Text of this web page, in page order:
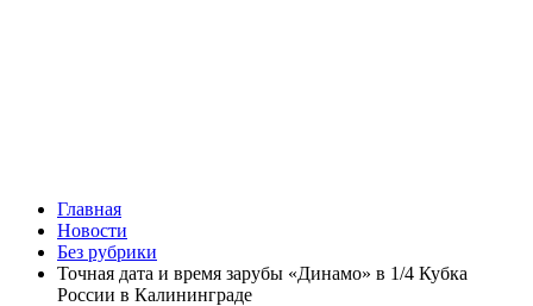
Главная
Новости
Без рубрики
Точная дата и время зарубы «Динамо» в 1/4 Кубка
России в Калининграде